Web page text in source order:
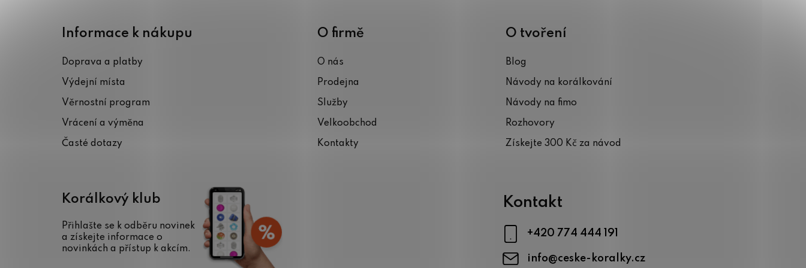
ý
p
i
u
Informace k nákupu
Doprava a platby
Výdejní místa
Věrnostní program
Vrácení a výměna
Časté dotazy
O firmě
O nás
Prodejna
Služby
Velkoobchod
Kontakty
O tvoření
Blog
Návody na korálkování
Návody na fimo
Rozhovory
Získejte 300 Kč za návod
Korálkový klub
Přihlašte se k odběru novinek
a získejte informace o
novinkách a přístup k akcím.
Kontakt
info@ceske-koralky.cz
+420 774 444 191